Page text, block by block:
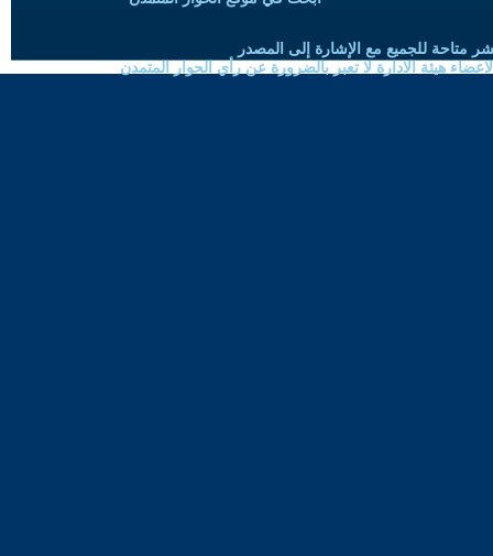
متاحة للجميع مع الإشارة إلى المصدر
هيئة الادارة لا تعبر بالضرورة عن رأي الحوار المتمدن